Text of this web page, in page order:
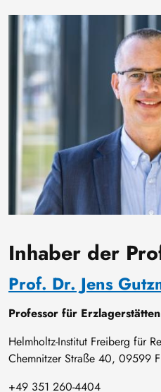
Bild
Inhaber der
Prof. Dr. Jens
Professor für
Helmholtz-Institut Freiberg für
Chemnitzer Straße 40, 09599
+49 351 260-4404